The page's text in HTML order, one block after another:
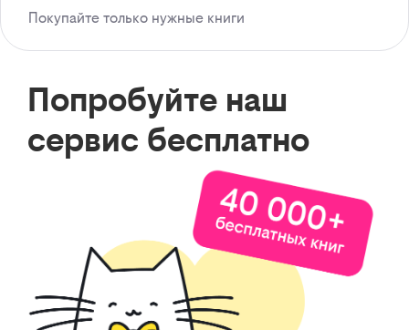
Покупайте только нужные книги
Попробуйте наш
сервис бесплатно